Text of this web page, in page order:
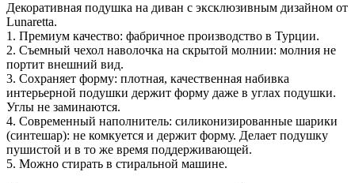
Декоративная подушка на диван с эксклюзивным дизайном от
Lunaretta.
1. Премиум качество: фабричное производство в Турции.
2. Съемный чехол наволочка на скрытой молнии: молния не
портит внешний вид.
3. Сохраняет форму: плотная, качественная набивка
интерьерной подушки держит форму даже в углах подушки.
Углы не заминаются.
4. Современный наполнитель: cиликонизированные шарики
(синтешар): не комкуется и держит форму. Делает подушку
пушистой и в то же время поддерживающей.
5. Можно стирать в стиральной машине.